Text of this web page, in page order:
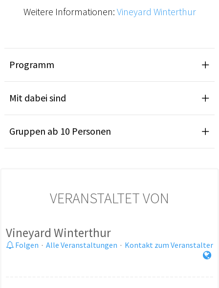
Weitere Informationen: Vineyard Winterthur
Programm
Mit dabei sind
Gruppen ab 10 Personen
VERANSTALTET VON
Vineyard Winterthur
Folgen · Alle Veranstaltungen · Kontakt zum Veranstalter